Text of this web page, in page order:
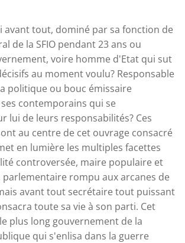
avant tout, dominé par sa fonction de
de la SFIO pendant 23 ans ou
voire homme d'Etat qui sut
au moment voulu? Responsable
politique ou bouc émissaire
contemporains qui se
lui de leurs responsabilités? Ces
au centre de cet ouvrage consacré
en lumière les multiples facettes
controversée, maire populaire et
parlementaire rompu aux arcanes de
avant tout secrétaire tout puissant
toute sa vie à son parti. Cet
plus long gouvernement de la
qui s'enlisa dans la guerre